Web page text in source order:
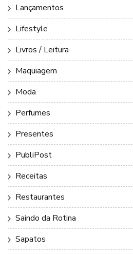
Lançamentos
Lifestyle
Livros / Leitura
Maquiagem
Moda
Perfumes
Presentes
PubliPost
Receitas
Restaurantes
Saindo da Rotina
Sapatos